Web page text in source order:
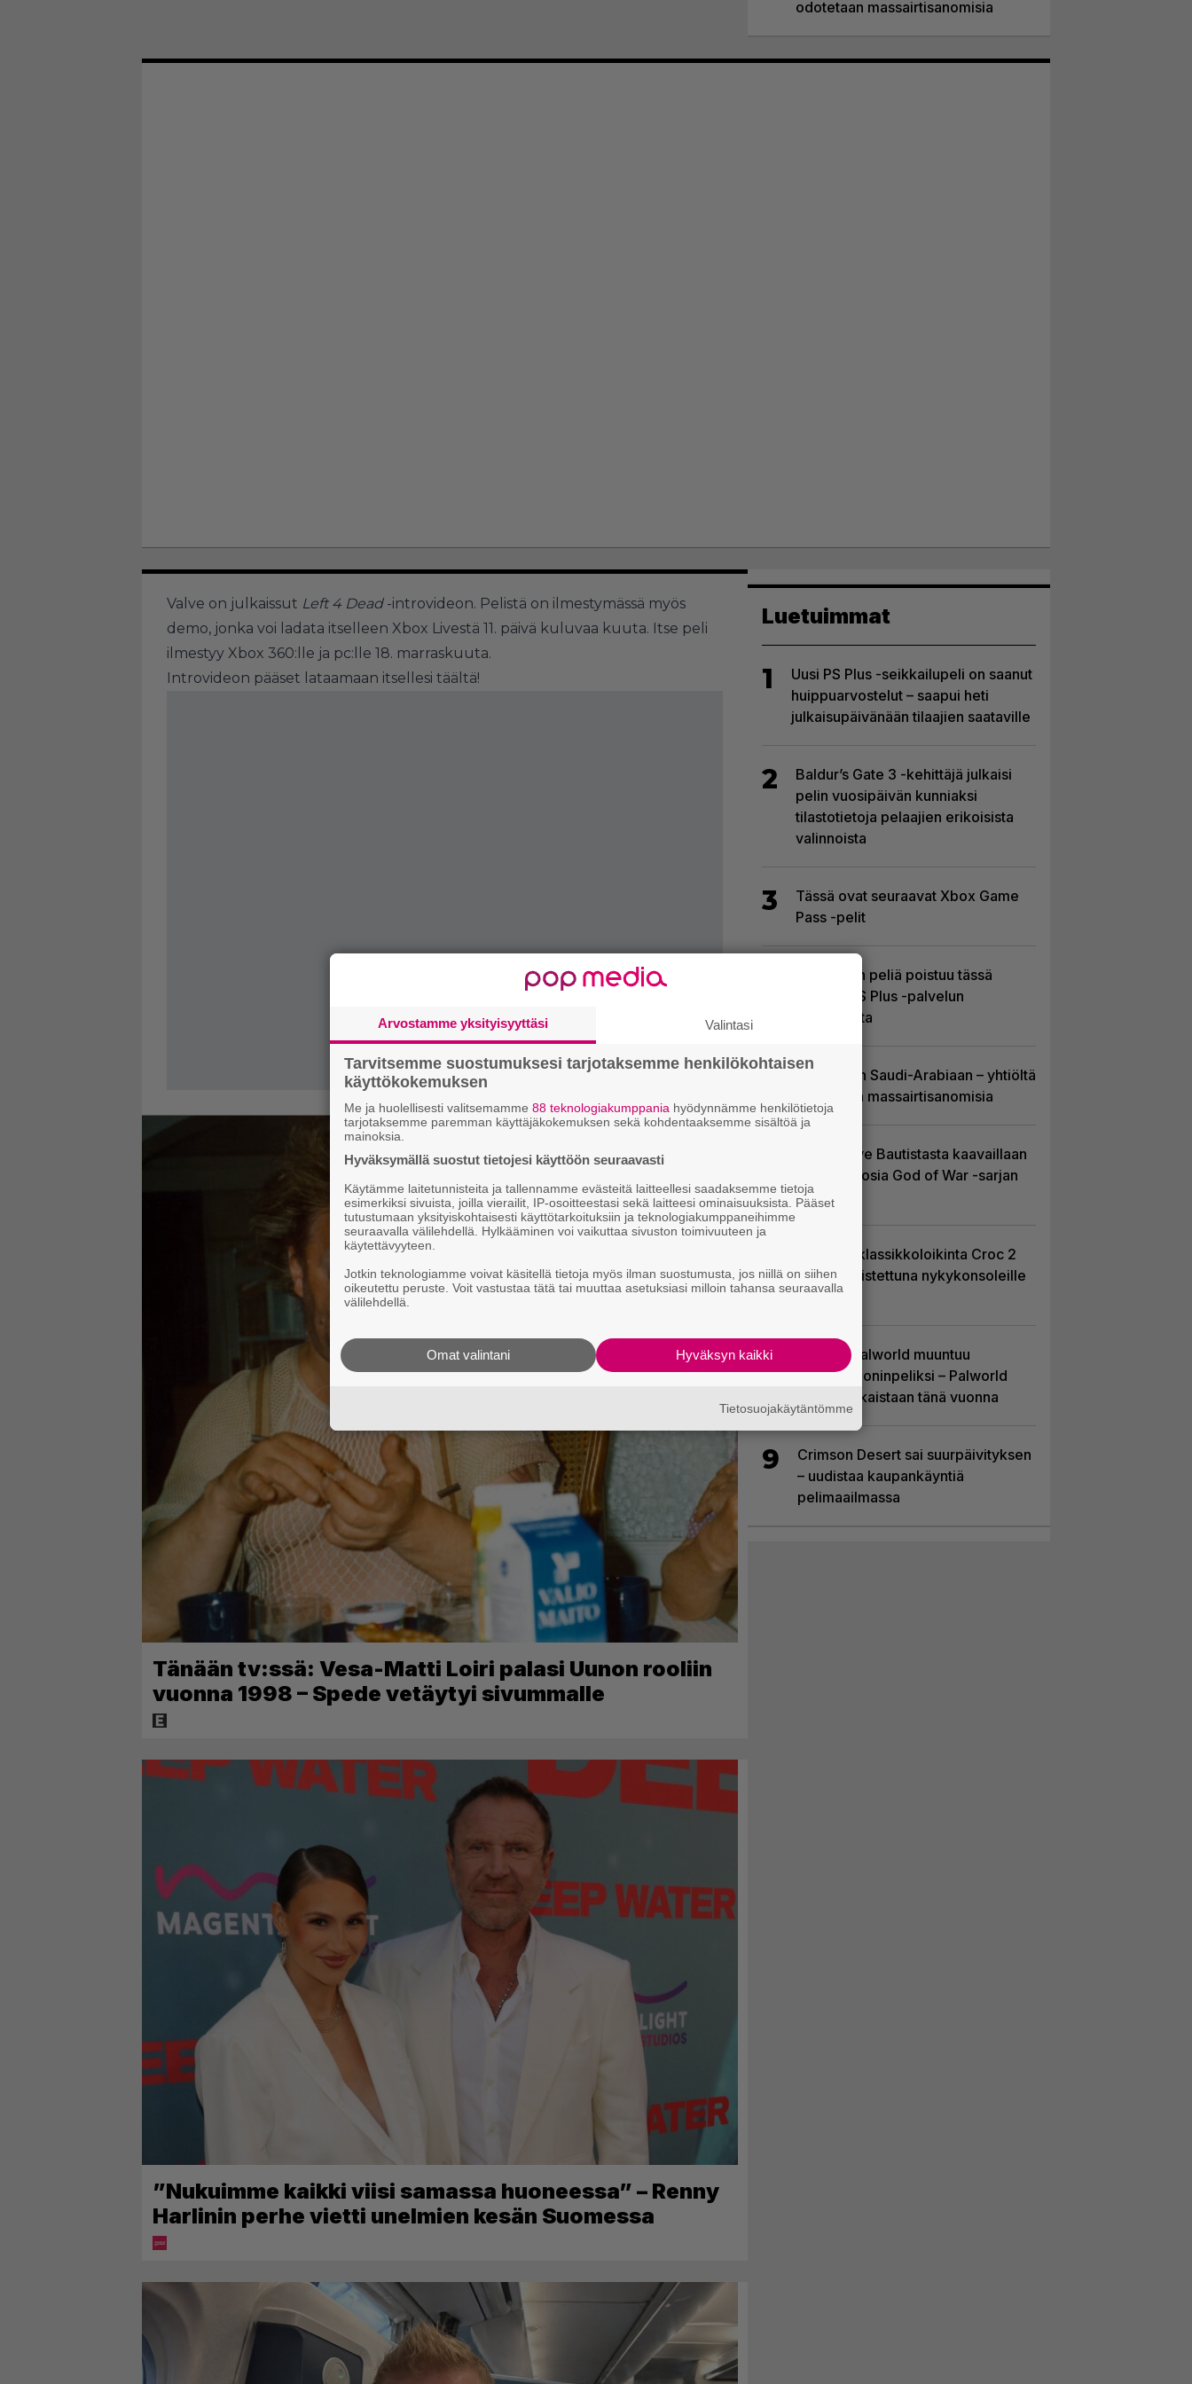
odotetaan massairtisanomisia
Valve on julkaissut Left 4 Dead-introvideon. Pelistä on ilmestymässä myös
demo, jonka voi ladata itselleen Xbox Livestä 11. päivä kuluvaa kuuta. Itse peli
ilmestyy Xbox 360:lle ja pc:lle 18. marraskuuta.
Introvideon pääset lataamaan itsellesi täältä!
Tänään tv:ssä: Vesa-Matti Loiri palasi Uunon rooliin
vuonna 1998 – Spede vetäytyi sivummalle
”Nukuimme kaikki viisi samassa huoneessa” – Renny
Harlinin perhe vietti unelmien kesän Suomessa
Luetuimmat
1
Uusi PS Plus -seikkailupeli on saanut
huippuarvostelut – saapui heti
julkaisupäivänään tilaajien saataville
2
Baldur’s Gate 3 -kehittäjä julkaisi
pelin vuosipäivän kunniaksi
tilastotietoja pelaajien erikoisista
valinnoista
3
Tässä ovat seuraavat Xbox Game
Pass -pelit
Yhdeksän peliä poistuu tässä
kuussa PS Plus -palvelun
tarjonnasta
5
EA myytiin Saudi-Arabiaan – yhtiöltä
odotetaan massairtisanomisia
Huhu: Dave Bautistasta kaavaillaan
uutta Kratosia God of War -sarjan
pääosaan
PS1-ajan klassikkoloikinta Croc 2
palaa uudistettuna nykykonsoleille
ja PC:lle
8
Hittipeli Palworld muuntuu
massiivimoninpeliksi – Palworld
Online julkaistaan tänä vuonna
9
Crimson Desert sai suurpäivityksen
– uudistaa kaupankäyntiä
pelimaailmassa
Arvostamme yksityisyyttäsi Valintasi
Tarvitsemme suostumuksesi tarjotaksemme henkilökohtaisen
käyttökokemuksen
Me ja huolellisesti valitsemamme 88 teknologiakumppania hyödynnämme henkilötietoja
tarjotaksemme paremman käyttäjäkokemuksen sekä kohdentaaksemme sisältöä ja
mainoksia.
Hyväksymällä suostut tietojesi käyttöön seuraavasti
Käytämme laitetunnisteita ja tallennamme evästeitä laitteellesi saadaksemme tietoja
esimerkiksi sivuista, joilla vierailit, IP-osoitteestasi sekä laitteesi ominaisuuksista. Pääset
tutustumaan yksityiskohtaisesti käyttötarkoituksiin ja teknologiakumppaneihimme
seuraavalla välilehdellä. Hylkääminen voi vaikuttaa sivuston toimivuuteen ja
käytettävyyteen.
Jotkin teknologiamme voivat käsitellä tietoja myös ilman suostumusta, jos niillä on siihen
oikeutettu peruste. Voit vastustaa tätä tai muuttaa asetuksiasi milloin tahansa seuraavalla
välilehdellä.
Hyväksyn kaikki
Omat valintani
Tietosuojakäytäntömme